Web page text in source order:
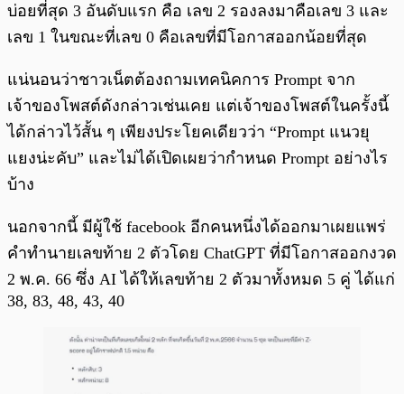
บ่อยที่สุด 3 อันดับแรก คือ เลข 2 รองลงมาคือเลข 3 และ
เลข 1 ในขณะที่เลข 0 คือเลขที่มีโอกาสออกน้อยที่สุด
แน่นอนว่าชาวเน็ตต้องถามเทคนิคการ Prompt จาก
เจ้าของโพสต์ดังกล่าวเช่นเคย แต่เจ้าของโพสต์ในครั้งนี้
ได้กล่าวไว้สั้น ๆ เพียงประโยคเดียวว่า “Prompt แนวยุ
แยงน่ะคับ” และไม่ได้เปิดเผยว่ากำหนด Prompt อย่างไร
บ้าง
นอกจากนี้ มีผู้ใช้ facebook อีกคนหนึ่งได้ออกมาเผยแพร่
คำทำนายเลขท้าย 2 ตัวโดย ChatGPT ที่มีโอกาสออกงวด
2 พ.ค. 66 ซึ่ง AI ได้ให้เลขท้าย 2 ตัวมาทั้งหมด 5 คู่ ได้แก่
38, 83, 48, 43, 40